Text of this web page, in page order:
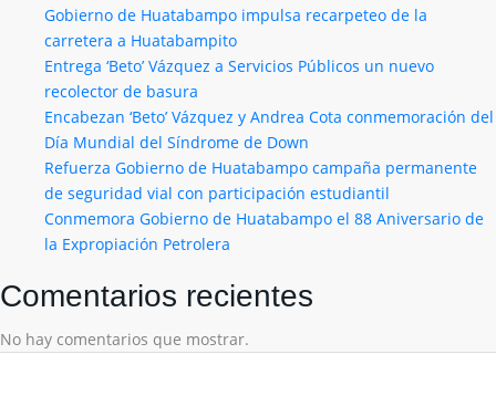
Gobierno de Huatabampo impulsa recarpeteo de la
carretera a Huatabampito
Entrega ‘Beto’ Vázquez a Servicios Públicos un nuevo
recolector de basura
Encabezan ‘Beto’ Vázquez y Andrea Cota conmemoración del
Día Mundial del Síndrome de Down
Refuerza Gobierno de Huatabampo campaña permanente
de seguridad vial con participación estudiantil
Conmemora Gobierno de Huatabampo el 88 Aniversario de
la Expropiación Petrolera
Comentarios recientes
No hay comentarios que mostrar.